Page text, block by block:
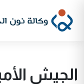
الجيش